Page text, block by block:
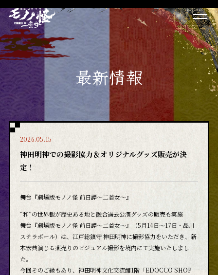
最新情報
2026.05.15
神田明神での撮影協力＆オリジナルグッズ販売が決
定！
舞台『劇場版モノノ怪 前日譚～二首女～』
“和”の世界観が歴史ある地と融合――過去公演グッズの販売も実施
舞台『劇場版モノノ怪 前日譚～二首女～』（5月14日～17日・品川
ステラボール）は、江戸総鎮守 神田明神に撮影協力をいただき、新
木宏典演じる薬売りのビジュアル撮影を境内にて実施いたしまし
た。
今回そのご縁もあり、神田明神文化交流館1階「EDOCCO SHOP